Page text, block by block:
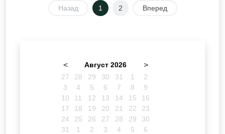
Назад 1 2 Вперед
< Август 2026 >
27 28 29 30 31 1
2
3
4 5 6 7 8
9
10
11 12 13 14 15
16
17
18 19 20 21 22
23
24
25 26 27 28 29
30
31
1 2 3 4 5 6